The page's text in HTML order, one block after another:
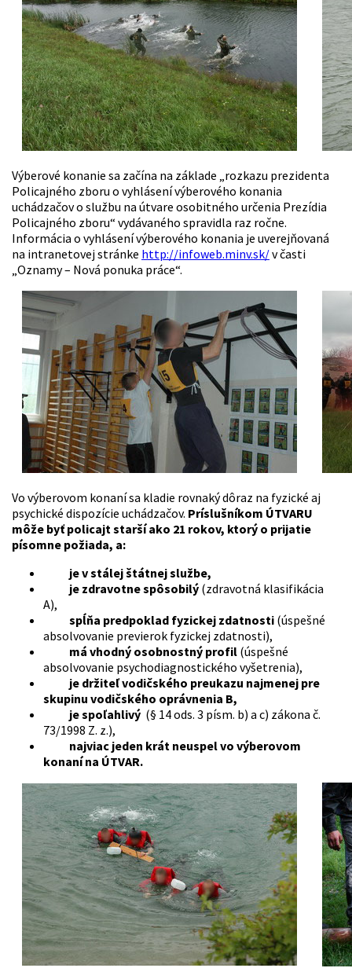
Výberové konanie sa začína na základe „rozkazu prezidenta
Policajného zboru o vyhlásení výberového konania
uchádzačov o službu na útvare osobitného určenia Prezídia
Policajného zboru“ vydávaného spravidla raz ročne.
Informácia o vyhlásení výberového konania je uverejňovaná
na intranetovej stránke http://infoweb.minv.sk/v časti
„Oznamy – Nová ponuka práce“.
Vo výberovom konaní sa kladie rovnaký dôraz na fyzické aj
psychické dispozície uchádzačov. Príslušníkom ÚTVARU
môže byť policajt starší ako 21 rokov, ktorý o prijatie
písomne požiada, a:
je v stálej štátnej službe,
je zdravotne spôsobilý (zdravotná klasifikácia
A),
spĺňa predpoklad fyzickej zdatnosti (úspešné
absolvovanie previerok fyzickej zdatnosti),
má vhodný osobnostný profil (úspešné
absolvovanie psychodiagnostického vyšetrenia),
je držiteľ vodičského preukazu najmenej pre
skupinu vodičského oprávnenia B,
je spoľahlivý (§ 14 ods. 3 písm. b) a c) zákona č.
73/1998 Z. z.),
najviac jeden krát neuspel vo výberovom
konaní na ÚTVAR.